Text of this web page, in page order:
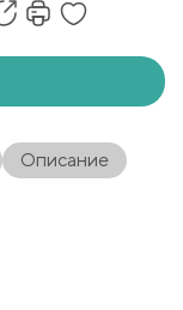
Описание